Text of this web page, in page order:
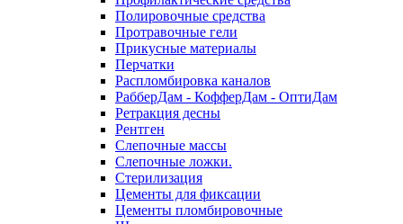
Полировочные средства
Протравочные гели
Прикусные материалы
Перчатки
Распломбировка каналов
РабберДам - КофферДам - ОптиДам
Ретракция десны
Рентген
Слепочные массы
Слепочные ложки.
Стерилизация
Цементы для фиксации
Цементы пломбировочные